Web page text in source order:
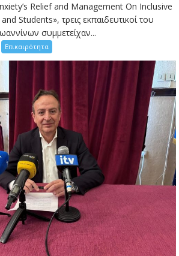
Relief and Management On Inclusive
Students», τρεις εκπαιδευτικοί του
συμμετείχαν...
Επικαιρότητα